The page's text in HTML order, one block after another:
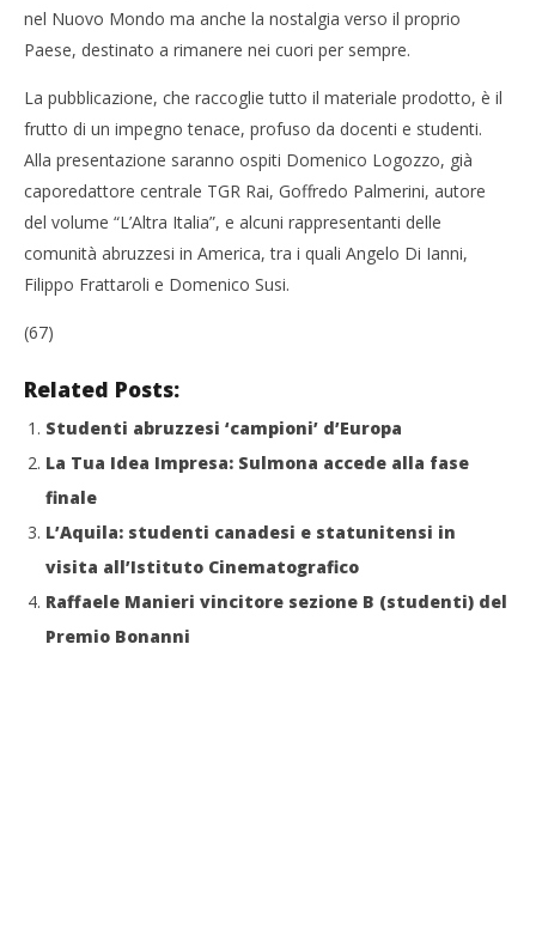
nel Nuovo Mondo ma anche la nostalgia verso il proprio
Paese, destinato a rimanere nei cuori per sempre.
La pubblicazione, che raccoglie tutto il materiale prodotto, è il
frutto di un impegno tenace, profuso da docenti e studenti.
Alla presentazione saranno ospiti Domenico Logozzo, già
caporedattore centrale TGR Rai, Goffredo Palmerini, autore
del volume “L’Altra Italia”, e alcuni rappresentanti delle
comunità abruzzesi in America, tra i quali Angelo Di Ianni,
Filippo Frattaroli e Domenico Susi.
(67)
Related Posts:
Studenti abruzzesi ‘campioni’ d’Europa
La Tua Idea Impresa: Sulmona accede alla fase
finale
L’Aquila: studenti canadesi e statunitensi in
visita all’Istituto Cinematografico
Raffaele Manieri vincitore sezione B (studenti) del
Premio Bonanni